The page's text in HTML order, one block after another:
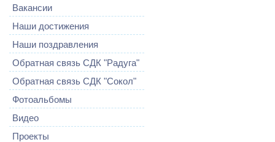
Вакансии
Наши достижения
Наши поздравления
Обратная связь СДК "Радуга"
Обратная связь СДК "Сокол"
Фотоальбомы
Видео
Проекты